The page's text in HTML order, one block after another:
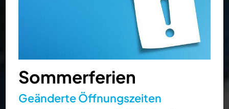
Sommerferien
Geänderte Öffnungszeiten